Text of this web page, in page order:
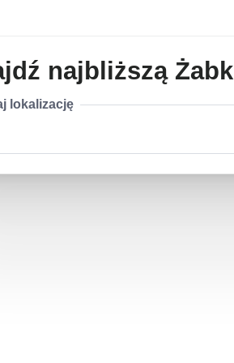
najbliższą
lokalizację